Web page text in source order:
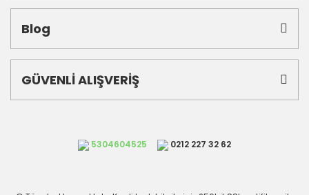
Blog
GÜVENLİ ALIŞVERİŞ
5304604525 0212 227 32 62